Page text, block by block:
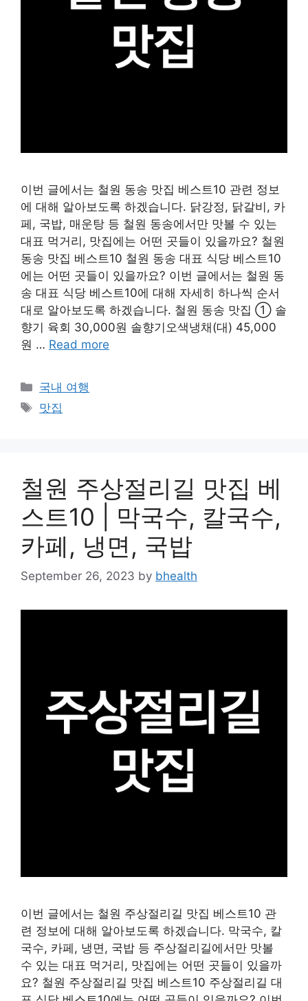
이번 글에서는 철원 동송 맛집 베스트10 관련 정보
에 대해 알아보도록 하겠습니다. 닭강정, 닭갈비, 카
페, 국밥, 매운탕 등 철원 동송에서만 맛볼 수 있는
대표 먹거리, 맛집에는 어떤 곳들이 있을까요? 철원
동송 맛집 베스트10 철원 동송 대표 식당 베스트10
에는 어떤 곳들이 있을까요? 이번 글에서는 철원 동
송 대표 식당 베스트10에 대해 자세히 하나씩 순서
대로 알아보도록 하겠습니다. 철원 동송 맛집 ① 솔
향기 육회 30,000원 솔향기오색냉채(대) 45,000
원 … Read more
Categories
국내 여행
Tags
맛집
철원 주상절리길 맛집 베
스트10 | 막국수, 칼국수,
카페, 냉면, 국밥
September 26, 2023 by bhealth
이번 글에서는 철원 주상절리길 맛집 베스트10 관
련 정보에 대해 알아보도록 하겠습니다. 막국수, 칼
국수, 카페, 냉면, 국밥 등 주상절리길에서만 맛볼
수 있는 대표 먹거리, 맛집에는 어떤 곳들이 있을까
요? 철원 주상절리길 맛집 베스트10 주상절리길 대